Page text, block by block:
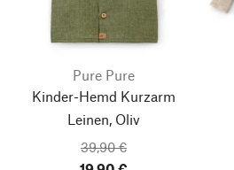
Pure Pure
Kinder-Hemd Kurzarm
Leinen, Oliv
39,90 €